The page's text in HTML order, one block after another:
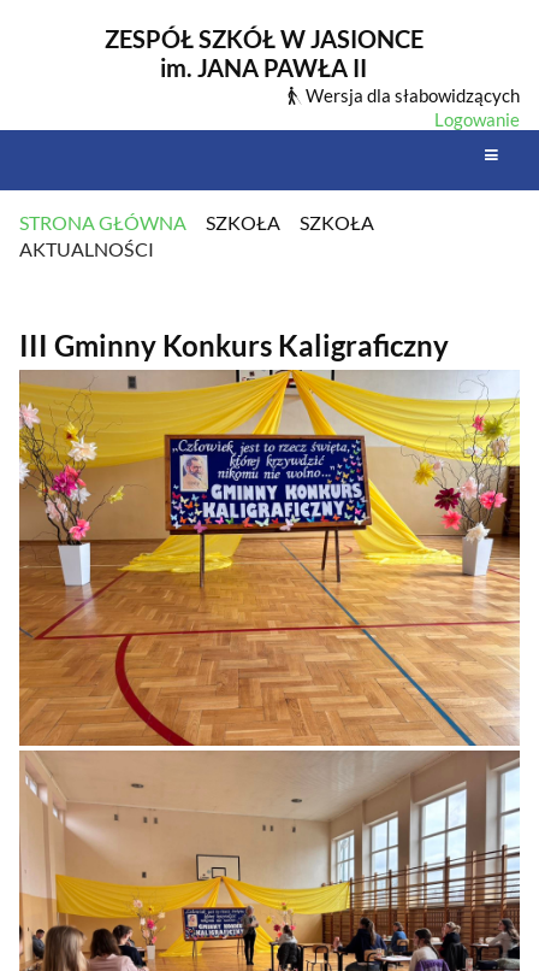
ZESPÓŁ SZKÓŁ W JASIONCE
im. JANA PAWŁA II
Wersja dla słabowidzących
Logowanie
STRONA GŁÓWNA SZKOŁA
SZKOŁA
AKTUALNOŚCI
III Gminny Konkurs Kaligraficzny